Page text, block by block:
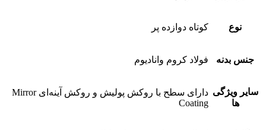
نوع کوتاه دوازده پر
جنس بدنه فولاد کروم وانادیوم
سایر ویژگی
ها
دارای سطح با روکش پولیش و روکش آینه‌ای Mirror
Coating